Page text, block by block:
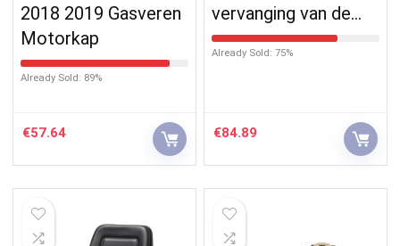
2018 2019 Gasveren
Motorkap
Already Sold: 89%
€57.64
vervanging van de…
Already Sold: 75%
€84.89